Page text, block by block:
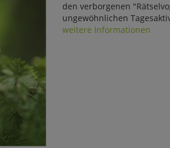
den verborgenen
ungewöhnlichen
weitere Informationen